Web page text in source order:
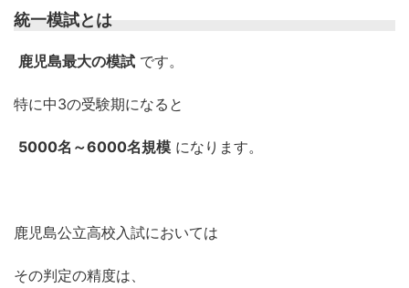
統一模試とは
鹿児島最大の模試 です。
特に中3の受験期になると
5000名～6000名規模 になります。
鹿児島公立高校入試においては
その判定の精度は、